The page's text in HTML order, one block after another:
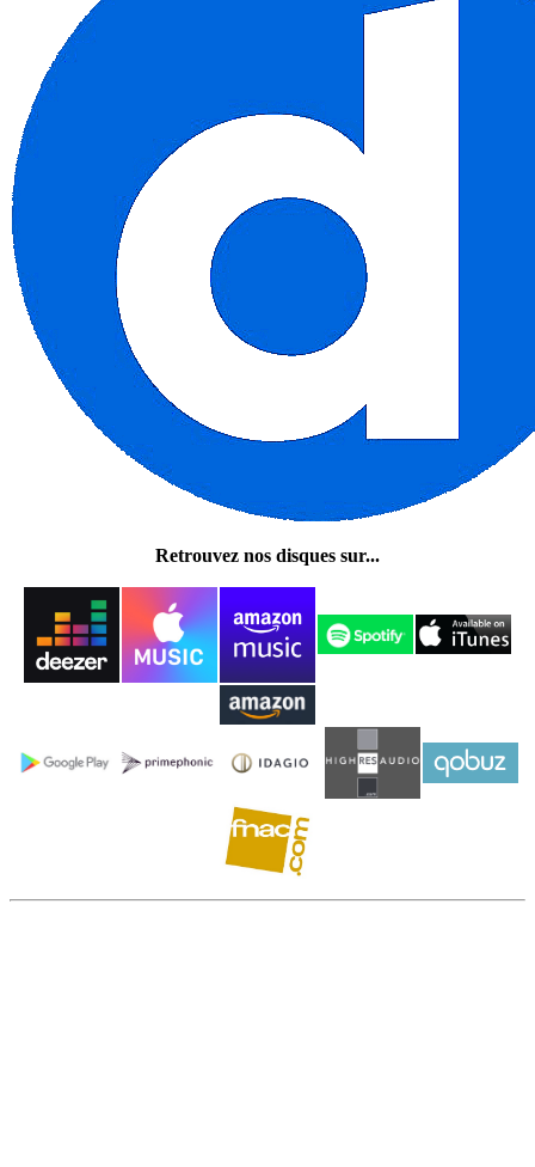
Retrouvez nos disques sur...